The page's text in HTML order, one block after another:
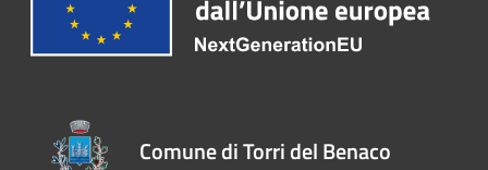
Comune di Torri del Benaco